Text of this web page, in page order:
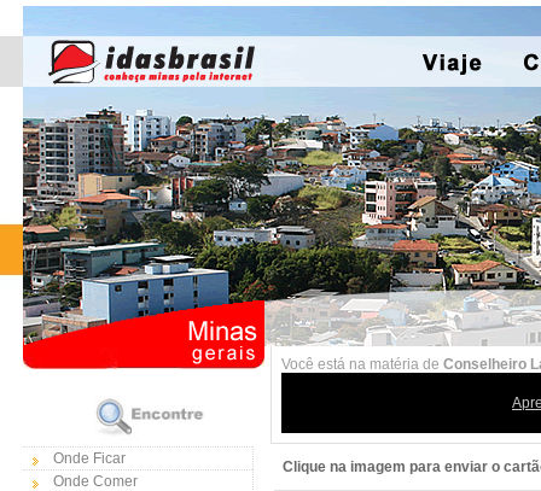
Onde Ficar
Onde Comer
Você está na matéria de Conselheiro
Clique na imagem para enviar o